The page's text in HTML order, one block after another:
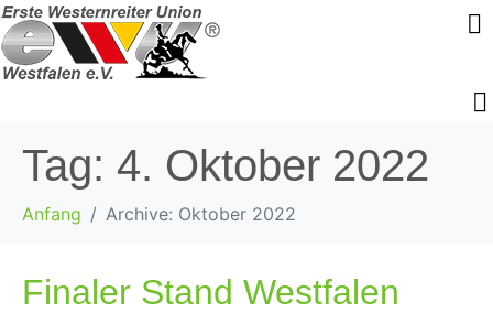
Tag: 4. Oktober 2022
Anfang Archive: Oktober 2022
Finaler Stand Westfalen